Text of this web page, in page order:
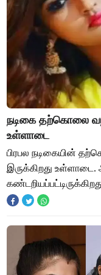
நடிகை தற்கொலை
உள்ளாடை
பிரபல நடிகையின்
இருக்கிறது
வழக்கில் மீண்டும்